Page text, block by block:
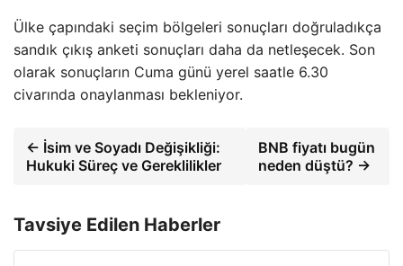
Ülke çapındaki seçim bölgeleri sonuçları doğruladıkça
sandık çıkış anketi sonuçları daha da netleşecek. Son
olarak sonuçların Cuma günü yerel saatle 6.30
civarında onaylanması bekleniyor.
← İsim ve Soyadı Değişikliği:
Hukuki Süreç ve Gereklilikler
BNB fiyatı bugün
neden düştü? →
Tavsiye Edilen Haberler